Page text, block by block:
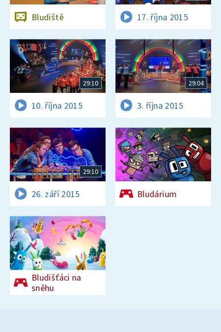
Bludiště 17. října 2015
29:10
10. října 2015
29:04
3. října 2015
29:10
26. září 2015 Bludárium
Bludišťáci na
sněhu